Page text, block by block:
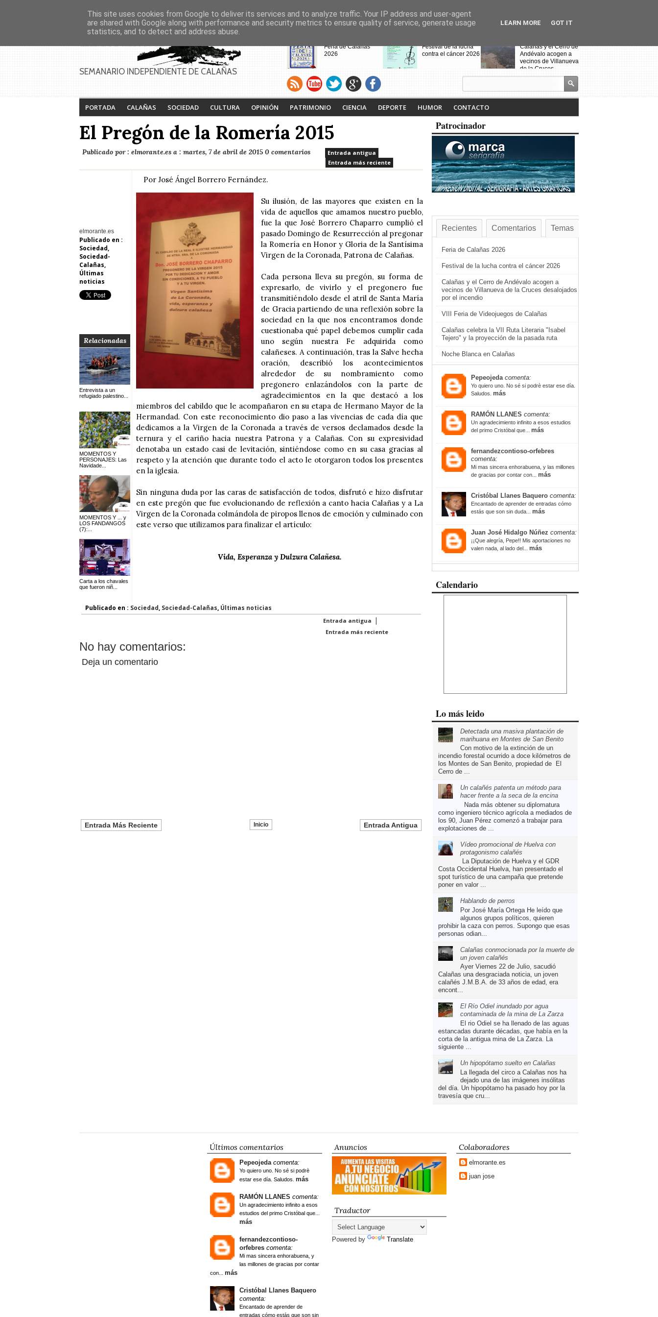
PAGINAS Inicio Contacto Anúnciate
SEMANARIO INDEPENDIENTE DE CALAÑAS
Feria de Calañas
2026
Festival de la lucha
contra el cáncer 2026
Calañas y el Cerro de
Andévalo acogen a
vecinos de Villanueva
de la Cruces
desalojados por el
VIII Feria de
Calañas
Calañas celebra la VII
Tejero" y la
proyección de la
pasada ruta
Noche Blanca en
escuela de baile
PORTADA CALAÑAS SOCIEDAD CULTURA OPINIÓN PATRIMONIO CIENCIA DEPORTE HUMOR CONTACTO
El Pregón de la Romería 2015
Publicado por : elmorante.es a : martes, 7 de abril de 2015 0 comentarios
Entrada antigua
Entrada más reciente
elmorante.es
Publicado en :
Sociedad,
Sociedad-
Calañas,
Últimas
noticias
Relacionadas
Entrevista a un
refugiado palestino...
MOMENTOS Y
PERSONAJES: Las
Navidade...
MOMENTOS Y ... y
LOS FANDANGOS
(7):...
Carta a los chavales
que fueron niñ...
Por José Ángel Borrero Fernández.
Su ilusión, de las mayores que existen en la
vida de aquellos que amamos nuestro pueblo,
fue la que José Borrero Chaparro cumplió el
pasado Domingo de Resurrección al pregonar
la Romería en Honor y Gloria de la Santísima
Virgen de la Coronada, Patrona de Calañas.
Cada persona lleva su pregón, su forma de
expresarlo, de vivirlo y el pregonero fue
transmitiéndolo desde el atril de Santa María
de Gracia partiendo de una reflexión sobre la
sociedad en la que nos encontramos donde
cuestionaba qué papel debemos cumplir cada
uno según nuestra Fe adquirida como
calañeses. A continuación, tras la Salve hecha
oración, describió los acontecimientos
alrededor de su nombramiento como
pregonero enlazándolos con la parte de
agradecimientos en la que destacó a los
miembros del cabildo que le acompañaron en su etapa de Hermano Mayor de la
Hermandad. Con este reconocimiento dio paso a las vivencias de cada día que
dedicamos a la Virgen de la Coronada a través de versos declamados desde la
ternura y el cariño hacia nuestra Patrona y a Calañas. Con su expresividad
denotaba un estado casi de levitación, sintiéndose como en su casa gracias al
respeto y la atención que durante todo el acto le otorgaron todos los presentes
en la iglesia.
Sin ninguna duda por las caras de satisfacción de todos, disfrutó e hizo disfrutar
en este pregón que fue evolucionando de reflexión a canto hacia Calañas y a La
Virgen de la Coronada colmándola de piropos llenos de emoción y culminado con
este verso que utilizamos para finalizar el artículo:
Vida, Esperanza y Dulzura Calañesa.
Publicado en : Sociedad, Sociedad-Calañas, Últimas noticias
Entrada antigua |
Entrada más reciente
No hay comentarios:
Deja un comentario
Entrada Más Reciente Entrada Antigua
Inicio
Patrocinador
Recientes Comentarios Temas
Feria de Calañas 2026
Festival de la lucha contra el cáncer 2026
Calañas y el Cerro de Andévalo acogen a
vecinos de Villanueva de la Cruces desalojados
por el incendio
VIII Feria de Videojuegos de Calañas
Calañas celebra la VII Ruta Literaria "Isabel
Tejero" y la proyección de la pasada ruta
Noche Blanca en Calañas
Pepeojeda comenta:
Yo quiero uno. No sé si podrè estar ese día.
Saludos. más
RAMÓN LLANES comenta:
Un agradecimiento infinito a esos estudios
del primo Cristóbal que... más
fernandezcontioso-orfebres
comenta:
Mi mas sincera enhorabuena, y las millones
de gracias por contar con... más
Cristóbal Llanes Baquero comenta:
Encantado de aprender de entradas cómo
estás que son sin duda... más
Juan José Hidalgo Núñez comenta:
¡¡Que alegría, Pepe!! Mis aportaciones no
valen nada, al lado del... más
Calendario
Lo más leido
Detectada una masiva plantación de
marihuana en Montes de San Benito
Con motivo de la extinción de un
incendio forestal ocurrido a doce kilómetros de
los Montes de San Benito, propiedad de El
Cerro de ...
Un calañés patenta un método para
hacer frente a la seca de la encina
Nada más obtener su diplomatura
como ingeniero técnico agrícola a mediados de
los 90, Juan Pérez comenzó a trabajar para
explotaciones de ...
Vídeo promocional de Huelva con
protagonismo calañés
La Diputación de Huelva y el GDR
Costa Occidental Huelva, han presentado el
spot turístico de una campaña que pretende
poner en valor ...
Hablando de perros
Por José María Ortega He leído que
algunos grupos políticos, quieren
prohibir la caza con perros. Supongo que esas
personas odian...
Calañas conmocionada por la muerte de
un joven calañés
Ayer Viernes 22 de Julio, sacudió
Calañas una desgraciada noticia, un joven
calañés J.M.B.A. de 33 años de edad, era
encont...
El Río Odiel inundado por agua
contaminada de la mina de La Zarza
El rio Odiel se ha llenado de las aguas
estancadas durante décadas, que había en la
corta de la antigua mina de La Zarza. La
siguiente ...
Un hipopótamo suelto en Calañas
La llegada del circo a Calañas nos ha
dejado una de las imágenes insólitas
del día. Un hipopótamo ha pasado hoy por la
travesía que cru...
Últimos comentarios
Pepeojeda comenta:
Yo quiero uno. No sé si podrè
estar ese día. Saludos. más
RAMÓN LLANES comenta:
Un agradecimiento infinito a esos
estudios del primo Cristóbal que...
más
fernandezcontioso-
orfebres comenta:
Mi mas sincera enhorabuena, y
las millones de gracias por contar
con... más
Cristóbal Llanes Baquero
comenta:
Encantado de aprender de
entradas cómo estás que son sin
Anuncios
Traductor
Powered by Translate
Colaboradores
elmorante.es
juan jose
This site uses cookies from Google to deliver its services and to analyze traffic. Your IP address and user-agent
are shared with Google along with performance and security metrics to ensure quality of service, generate usage
statistics, and to detect and address abuse.
LEARN MORE GOT IT